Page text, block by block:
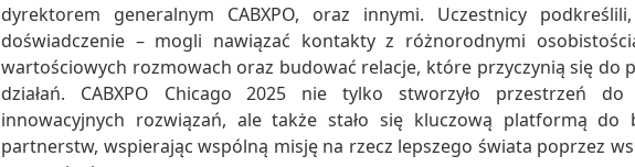
dyrektorem generalnym CABXPO, oraz innymi. Uczestnicy
doświadczenie – mogli nawiązać kontakty z różnorodnymi
wartościowych rozmowach oraz budować relacje, które przyczynią się do
działań. CABXPO Chicago 2025 nie tylko stworzyło przestrzeń
innowacyjnych rozwiązań, ale także stało się kluczową platformą do
partnerstw, wspierając wspólną misję na rzecz lepszego świata poprzez